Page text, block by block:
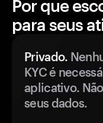
Por que
para seus
Privado.
KYC é
aplicativo.
seus dados.